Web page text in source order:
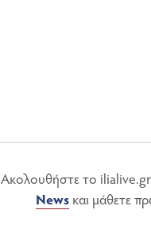
Ακολουθήστε το
News και μάθετε